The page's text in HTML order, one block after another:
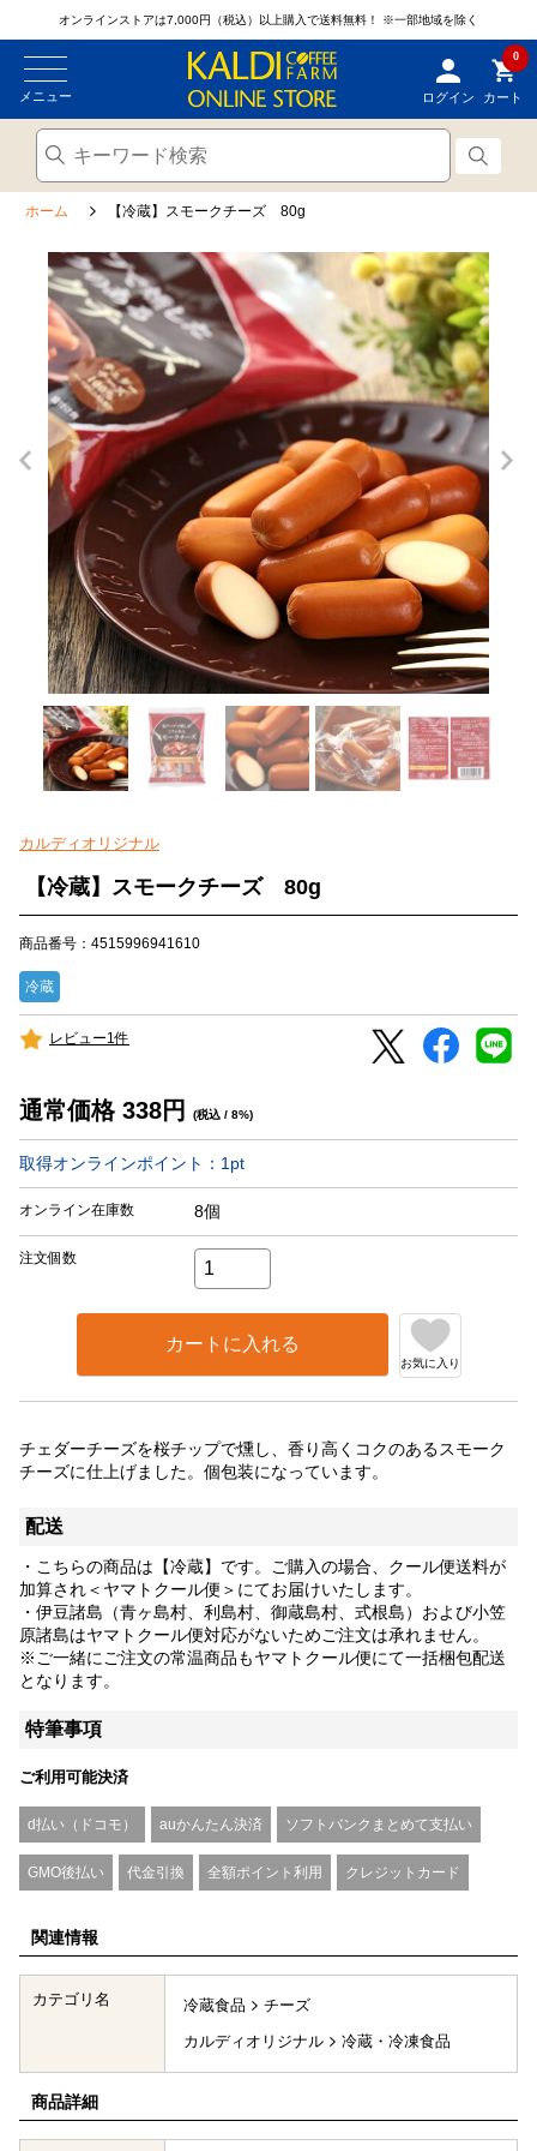
オンラインストアは7,000円（税込）以上購入で送料無料！ ※一部地域を除く
メニュー ログイン
0
カート
ホーム 【冷蔵】スモークチーズ 80g
カルディオリジナル
【冷蔵】スモークチーズ 80g
商品番号：4515996941610
冷蔵
レビュー1件
通常価格 338円 (税込 / 8%)
取得オンラインポイント： 1 pt
オンライン在庫数 8個
注文個数
カートに入れる
お気に入り
チェダーチーズを桜チップで燻し、香り高くコクのあるスモーク
チーズに仕上げました。個包装になっています。
配送
・こちらの商品は【冷蔵】です。ご購入の場合、クール便送料が
加算され＜ヤマトクール便＞にてお届けいたします。
・伊豆諸島（青ヶ島村、利島村、御蔵島村、式根島）および小笠
原諸島はヤマトクール便対応がないためご注文は承れません。
※ご一緒にご注文の常温商品もヤマトクール便にて一括梱包配送
となります。
特筆事項
ご利用可能決済
d払い（ドコモ） auかんたん決済 ソフトバンクまとめて支払い
GMO後払い 代金引換 全額ポイント利用 クレジットカード
関連情報
カテゴリ名 冷蔵食品
チーズ
カルディオリジナル
冷蔵・冷凍食品
商品詳細